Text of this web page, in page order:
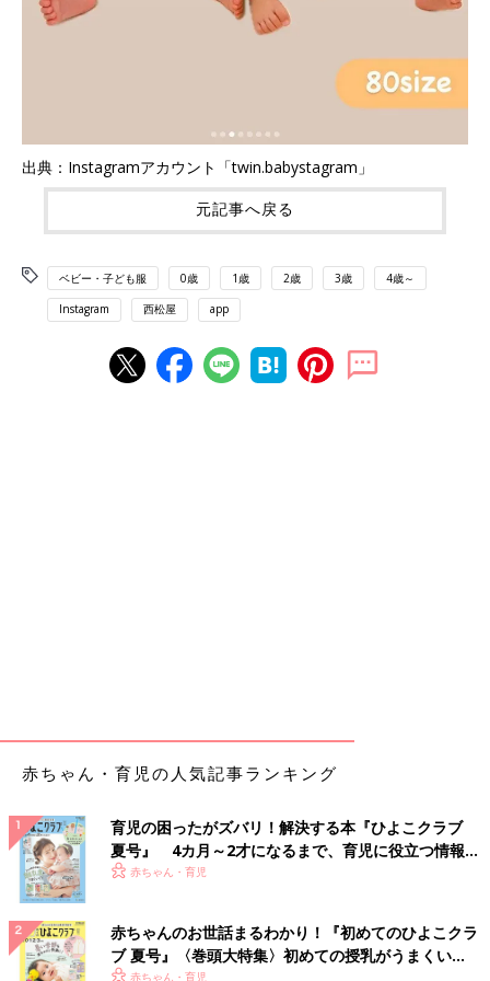
出典：Instagramアカウント「twin.babystagram」
元記事へ戻る
ベビー・子ども服 0歳 1歳 2歳 3歳 4歳～
Instagram 西松屋 app
赤ちゃん・育児の人気記事ランキング
育児の困ったがズバリ！解決する本『ひよこクラブ
夏号』 4カ月～2才になるまで、育児に役立つ情報が
いっぱい！
赤ちゃん・育児
赤ちゃんのお世話まるわかり！『初めてのひよこクラ
ブ 夏号』〈巻頭大特集〉初めての授乳がうまくい
赤ちゃん・育児